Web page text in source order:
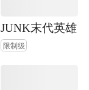
JUNK末代英雄
限制级